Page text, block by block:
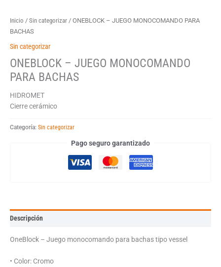
Inicio / Sin categorizar / ONEBLOCK – JUEGO MONOCOMANDO PARA
BACHAS
Sin categorizar
ONEBLOCK – JUEGO MONOCOMANDO
PARA BACHAS
HIDROMET
Cierre cerámico
Categoría: Sin categorizar
Pago seguro garantizado
Descripción
OneBlock – Juego monocomando para bachas tipo vessel
• Color: Cromo